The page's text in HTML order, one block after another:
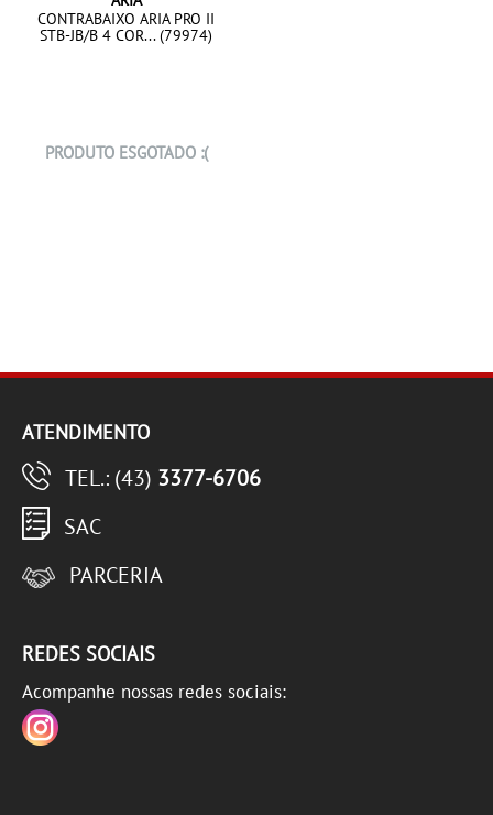
CONTRABAIXO ARIA PRO II
STB-JB/B 4 COR... (79974)
PRODUTO ESGOTADO :(
ATENDIMENTO
TEL.: (43) 3377-6706
SAC
PARCERIA
REDES SOCIAIS
Acompanhe nossas redes sociais: